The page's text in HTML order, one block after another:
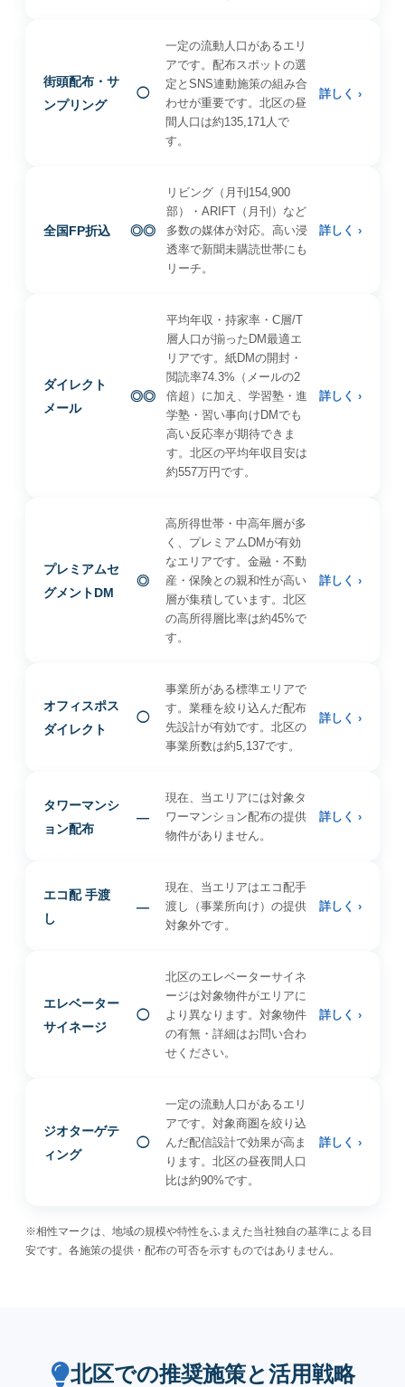
街頭配布・サ
ンプリング
◯
一定の流動人口があるエリ
アです。配布スポットの選
定とSNS連動施策の組み合
わせが重要です。北区の昼
間人口は約135,171人で
す。
詳しく ›
全国FP折込 ◎◎
リビング（月刊154,900
部）・ARIFT（月刊）など
多数の媒体が対応。高い浸
透率で新聞未購読世帯にも
リーチ。
詳しく ›
ダイレクト
メール
◎◎
平均年収・持家率・C層/T
層人口が揃ったDM最適エ
リアです。紙DMの開封・
閲読率74.3%（メールの2
倍超）に加え、学習塾・進
学塾・習い事向けDMでも
高い反応率が期待できま
す。北区の平均年収目安は
約557万円です。
詳しく ›
プレミアムセ
グメントDM
◎
高所得世帯・中高年層が多
く、プレミアムDMが有効
なエリアです。金融・不動
産・保険との親和性が高い
層が集積しています。北区
の高所得層比率は約45%で
す。
詳しく ›
オフィスポス
ダイレクト
◯
事業所がある標準エリアで
す。業種を絞り込んだ配布
先設計が有効です。北区の
事業所数は約5,137です。
詳しく ›
タワーマンシ
ョン配布
—
現在、当エリアには対象タ
ワーマンション配布の提供
物件がありません。
詳しく ›
エコ配 手渡
し
—
現在、当エリアはエコ配手
渡し（事業所向け）の提供
対象外です。
詳しく ›
エレベーター
サイネージ
◯
北区のエレベーターサイネ
ージは対象物件がエリアに
より異なります。対象物件
の有無・詳細はお問い合わ
せください。
詳しく ›
ジオターゲテ
ィング
◯
一定の流動人口があるエリ
アです。対象商圏を絞り込
んだ配信設計で効果が高ま
ります。北区の昼夜間人口
比は約90%です。
詳しく ›
※相性マークは、地域の規模や特性をふまえた当社独自の基準による目
安です。各施策の提供・配布の可否を示すものではありません。
北区での推奨施策と活用戦略